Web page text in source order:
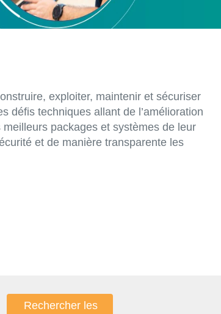
exploiter, maintenir et sécuriser
défis techniques allant de l’amélioration
packages et systèmes de leur
et de manière transparente les